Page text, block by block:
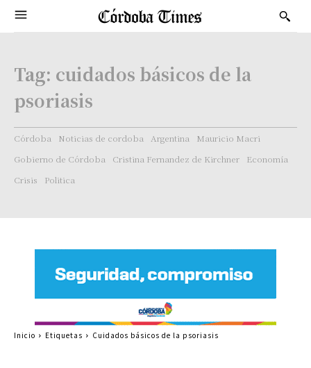
Tag: cuidados básicos de la
psoriasis
Córdoba Noticias de cordoba Argentina
Mauricio Macri
Gobierno de Córdoba
Cristina Fernandez de Kirchner
Economía
Crisis
Politica
Inicio Etiquetas Cuidados básicos de la psoriasis